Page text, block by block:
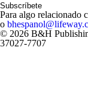
Subscríbete
Para algo relacionado
o
© 2026 B&H
37027-7707